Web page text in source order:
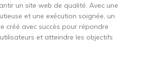
un site web de qualité. Avec une
et une exécution soignée, un
créé avec succès pour répondre
et atteindre les objectifs